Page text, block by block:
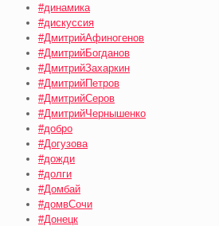
#динамика
#дискуссия
#ДмитрийАфиногенов
#ДмитрийБогданов
#ДмитрийЗахаркин
#ДмитрийПетров
#ДмитрийСеров
#ДмитрийЧернышенко
#добро
#Догузова
#дожди
#долги
#Домбай
#домвСочи
#Донецк